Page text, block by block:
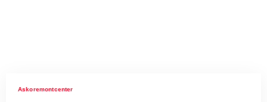
Askoremontcenter